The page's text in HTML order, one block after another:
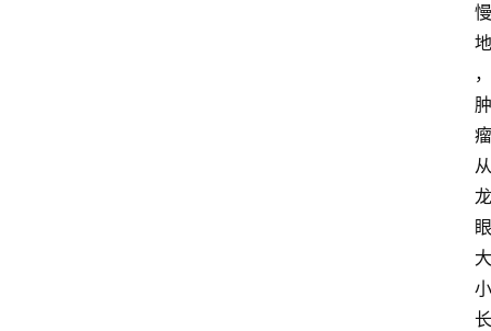
慢
地
，
肿
瘤
从
龙
眼
大
小
长